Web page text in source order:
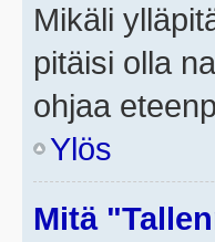
Mikäli
pitäisi olla
ohjaa
Ylös
Mitä